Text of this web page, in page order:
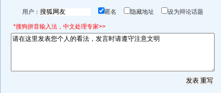
用户： 匿名 隐藏地址 设为辩论话题
*搜狗拼音输入法，中文处理专家>>